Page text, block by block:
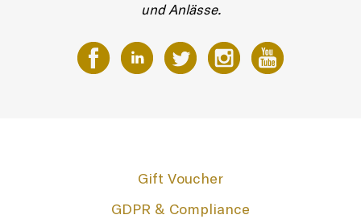
und Anlässe.
Gift Voucher
GDPR & Compliance